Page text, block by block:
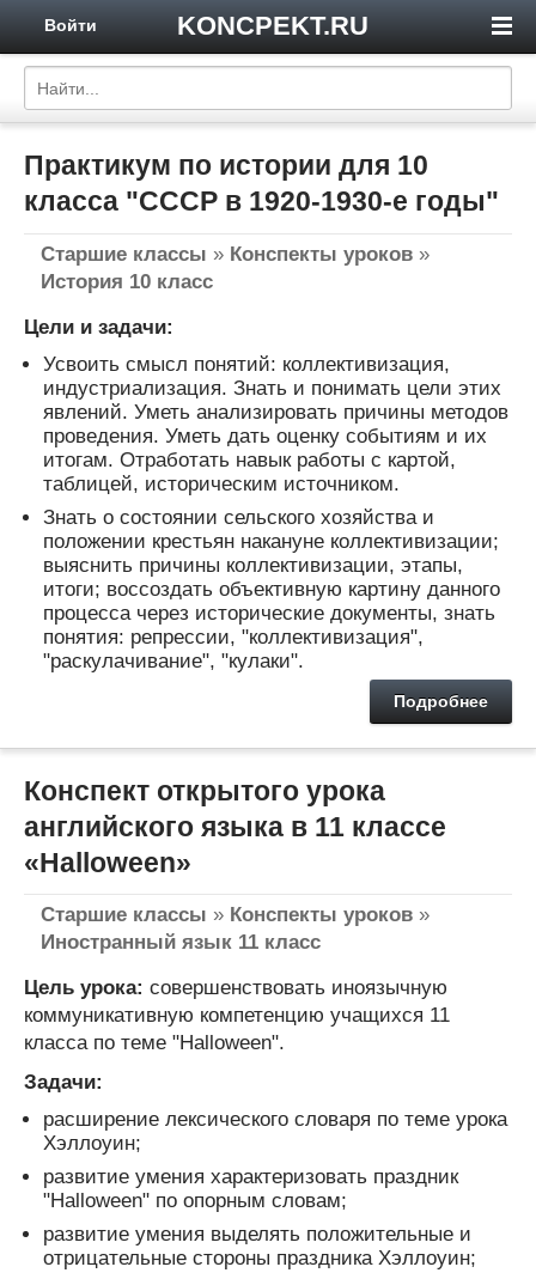
KONCPEKT.RU
Войти
Практикум по истории для 10
класса "СССР в 1920-1930-е годы"
Старшие классы » Конспекты уроков »
История 10 класс
Цели и задачи:
Усвоить смысл понятий: коллективизация,
индустриализация. Знать и понимать цели этих
явлений. Уметь анализировать причины методов
проведения. Уметь дать оценку событиям и их
итогам. Отработать навык работы с картой,
таблицей, историческим источником.
Знать о состоянии сельского хозяйства и
положении крестьян накануне коллективизации;
выяснить причины коллективизации, этапы,
итоги; воссоздать объективную картину данного
процесса через исторические документы, знать
понятия: репрессии, "коллективизация",
"раскулачивание", "кулаки".
Подробнее
Конспект открытого урока
английского языка в 11 классе
«Halloween»
Старшие классы » Конспекты уроков »
Иностранный язык 11 класс
Цель урока: совершенствовать иноязычную
коммуникативную компетенцию учащихся 11
класса по теме "Halloween".
Задачи:
расширение лексического словаря по теме урока
Хэллоуин;
развитие умения характеризовать праздник
"Halloween" по опорным словам;
развитие умения выделять положительные и
отрицательные стороны праздника Хэллоуин;